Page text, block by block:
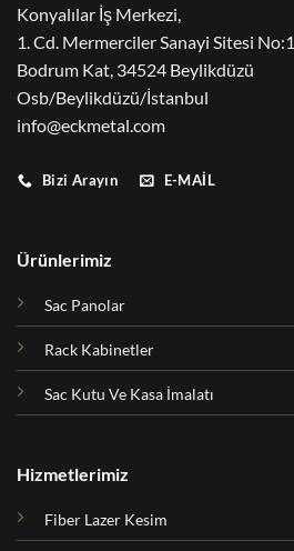
Konyalılar İş Merkezi,
1. Cd. Mermerciler Sanayi Sitesi No:1
Bodrum Kat, 34524 Beylikdüzü
Osb/Beylikdüzü/İstanbul
info@eckmetal.com
Bizi Arayın E-MAIL
Ürünlerimiz
Sac Panolar
Rack Kabinetler
Sac Kutu Ve Kasa İmalatı
Hizmetlerimiz
Fiber Lazer Kesim